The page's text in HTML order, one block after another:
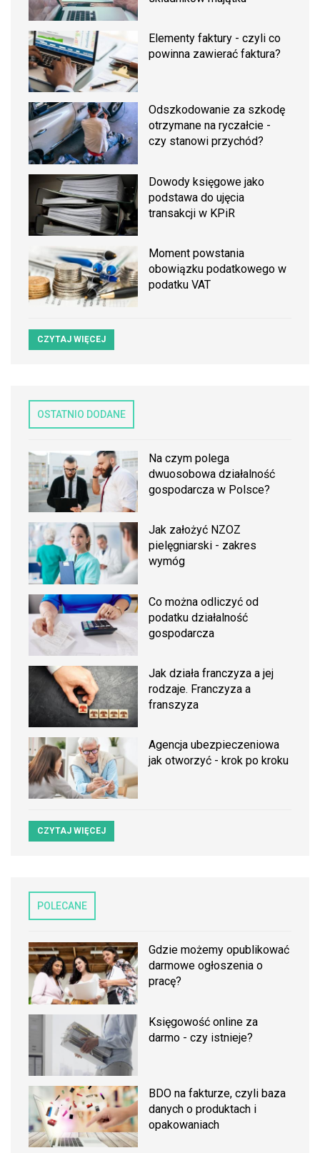
Elementy faktury - czyli co
powinna zawierać faktura?
Odszkodowanie za szkodę
otrzymane na ryczałcie -
czy stanowi przychód?
Dowody księgowe jako
podstawa do ujęcia
transakcji w KPiR
Moment powstania
obowiązku podatkowego w
podatku VAT
CZYTAJ WIĘCEJ
OSTATNIO DODANE
Na czym polega
dwuosobowa działalność
gospodarcza w Polsce?
Jak założyć NZOZ
pielęgniarski - zakres
wymóg
Co można odliczyć od
podatku działalność
gospodarcza
Jak działa franczyza a jej
rodzaje. Franczyza a
franszyza
Agencja ubezpieczeniowa
jak otworzyć - krok po kroku
CZYTAJ WIĘCEJ
POLECANE
Gdzie możemy opublikować
darmowe ogłoszenia o
pracę?
Księgowość online za
darmo - czy istnieje?
BDO na fakturze, czyli baza
danych o produktach i
opakowaniach